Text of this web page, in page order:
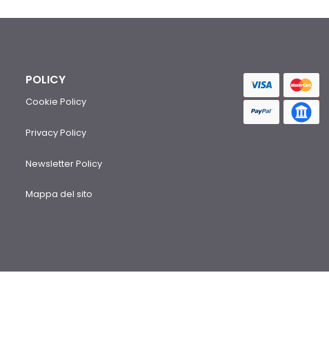
POLICY
Cookie Policy
Privacy Policy
Newsletter Policy
Mappa del sito